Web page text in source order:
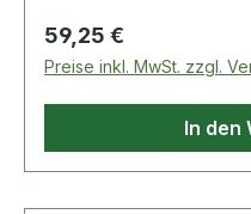
Regulärer Preis:
59,25 €
Preise inkl. MwSt. zzgl.
In den